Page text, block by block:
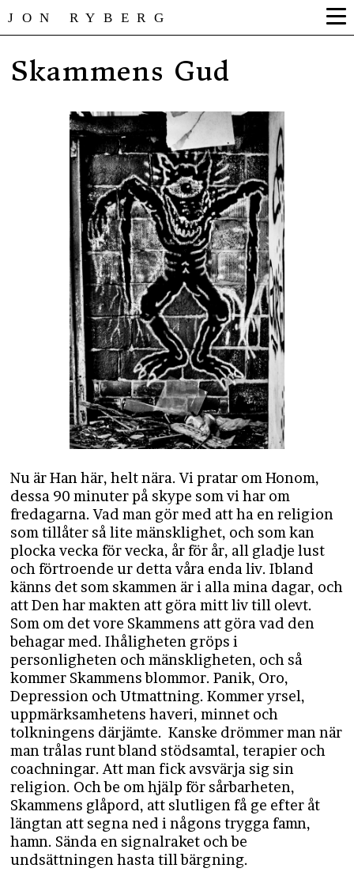
JON RYBERG
Skammens Gud
Nu är Han här, helt nära. Vi pratar om Honom,
dessa 90 minuter på skype som vi har om
fredagarna. Vad man gör med att ha en religion
som tillåter så lite mänsklighet, och som kan
plocka vecka för vecka, år för år, all gladje lust
och förtroende ur detta våra enda liv. Ibland
känns det som skammen är i alla mina dagar, och
att Den har makten att göra mitt liv till olevt.
Som om det vore Skammens att göra vad den
behagar med. Ihåligheten gröps i
personligheten och mänskligheten, och så
kommer Skammens blommor. Panik, Oro,
Depression och Utmattning. Kommer yrsel,
uppmärksamhetens haveri, minnet och
tolkningens därjämte. Kanske drömmer man när
man trålas runt bland stödsamtal, terapier och
coachningar. Att man fick avsvärja sig sin
religion. Och be om hjälp för sårbarheten,
Skammens glåpord, att slutligen få ge efter åt
längtan att segna ned i någons trygga famn,
hamn. Sända en signalraket och be
undsättningen hasta till bärgning.